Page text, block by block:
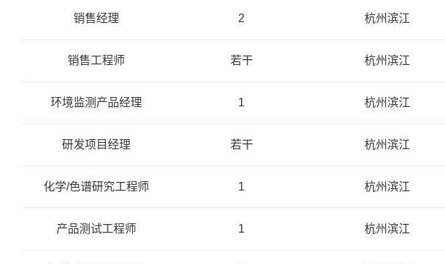
销售经理 2 杭州滨江
销售工程师 若干 杭州滨江
环境监测产品经理 1 杭州滨江
研发项目经理 若干 杭州滨江
化学/色谱研究工程师 1 杭州滨江
产品测试工程师 1 杭州滨江